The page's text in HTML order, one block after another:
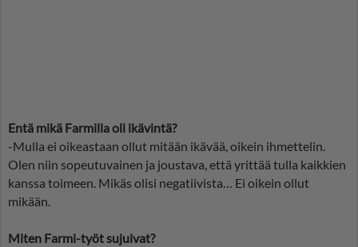
Entä mikä Farmilla oli ikävintä?
-Mulla ei oikeastaan ollut mitään ikävää, oikein ihmettelin.
Olen niin sopeutuvainen ja joustava, että yrittää tulla kaikkien
kanssa toimeen. Mikäs olisi negatiivista… Ei oikein ollut
mikään.
Miten Farmi-työt sujuivat?